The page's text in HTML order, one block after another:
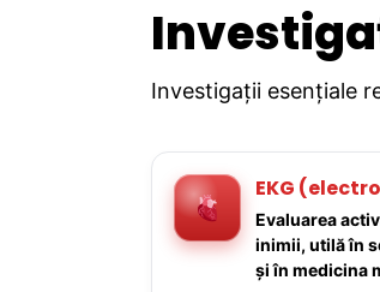
Investigații esențiale
EKG
Evaluarea
inimii, utilă în
și în medicina